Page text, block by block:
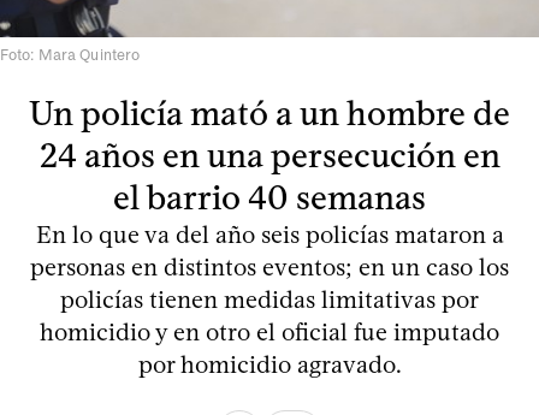
Foto: Mara Quintero
Un policía mató a un hombre de
24 años en una persecución en
el barrio 40 semanas
En lo que va del año seis policías mataron a
personas en distintos eventos; en un caso los
policías tienen medidas limitativas por
homicidio y en otro el oficial fue imputado
por homicidio agravado.